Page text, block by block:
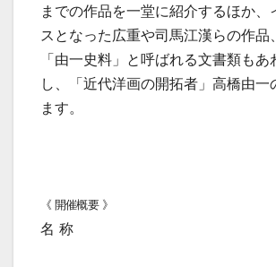
までの作品を一堂に紹介するほか、
スとなった広重や司馬江漢らの作品
「由一史料」と呼ばれる文書類も
し、「近代洋画の開拓者」高橋由一
ます。
《 開催概要 》
名 称